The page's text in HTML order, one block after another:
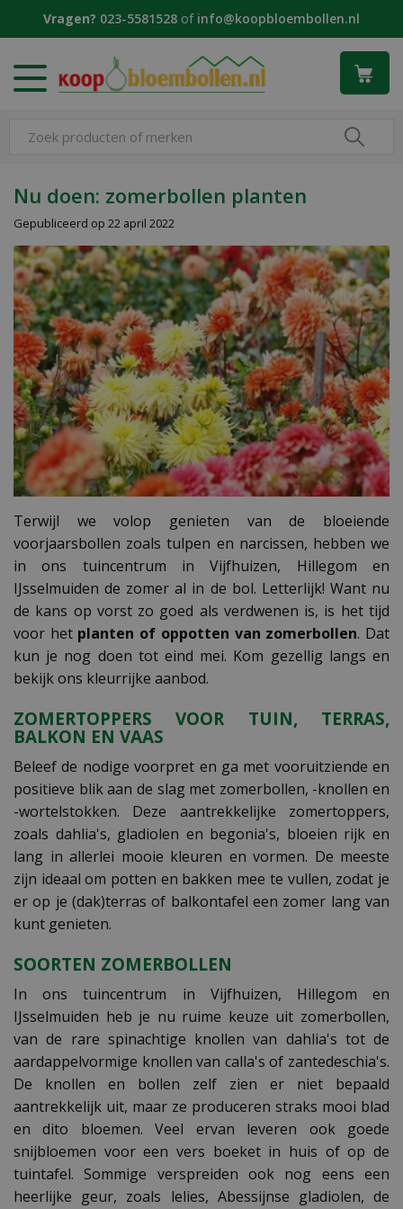
Vragen? 023-5581528 of info@koopbloembollen.nl
Nu doen: zomerbollen planten
Gepubliceerd op 22 april 2022
Terwijl we volop genieten van de bloeiende
voorjaarsbollen zoals tulpen en narcissen, hebben we
in ons tuincentrum in Vijfhuizen, Hillegom en
IJsselmuiden de zomer al in de bol. Letterlijk! Want nu
de kans op vorst zo goed als verdwenen is, is het tijd
voor het planten of oppotten van zomerbollen. Dat
kun je nog doen tot eind mei. Kom gezellig langs en
bekijk ons kleurrijke aanbod.
ZOMERTOPPERS VOOR TUIN, TERRAS,
BALKON EN VAAS
Beleef de nodige voorpret en ga met vooruitziende en
positieve blik aan de slag met zomerbollen, -knollen en
-wortelstokken. Deze aantrekkelijke zomertoppers,
zoals dahlia's, gladiolen en begonia's, bloeien rijk en
lang in allerlei mooie kleuren en vormen. De meeste
zijn ideaal om potten en bakken mee te vullen, zodat je
er op je (dak)terras of balkontafel een zomer lang van
kunt genieten.
SOORTEN ZOMERBOLLEN
In ons tuincentrum in Vijfhuizen, Hillegom en
IJsselmuiden heb je nu ruime keuze uit zomerbollen,
van de rare spinachtige knollen van dahlia's tot de
aardappelvormige knollen van calla's of zantedeschia's.
De knollen en bollen zelf zien er niet bepaald
aantrekkelijk uit, maar ze produceren straks mooi blad
en dito bloemen. Veel ervan leveren ook goede
snijbloemen voor een vers boeket in huis of op de
tuintafel. Sommige verspreiden ook nog eens een
heerlijke geur, zoals lelies, Abessijnse gladiolen, de